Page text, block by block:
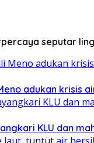
seputar
adukan krisis
KLU dan